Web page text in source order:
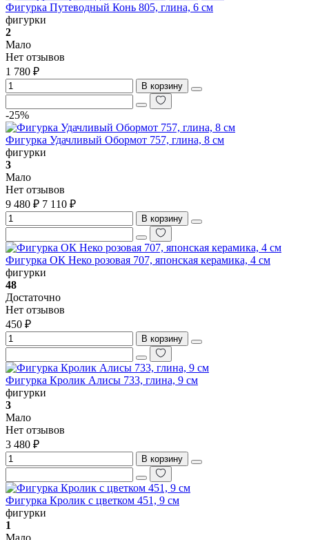
Фигурка Путеводный Конь 805, глина, 6 см
фигурки
2
Мало
Нет отзывов
1 780 ₽
В корзину
-25%
Фигурка Удачливый Обормот 757, глина, 8 см
фигурки
3
Мало
Нет отзывов
9 480 ₽ 7 110 ₽
В корзину
Фигурка ОК Неко розовая 707, японская керамика, 4 см
фигурки
48
Достаточно
Нет отзывов
450 ₽
В корзину
Фигурка Кролик Алисы 733, глина, 9 см
фигурки
3
Мало
Нет отзывов
3 480 ₽
В корзину
Фигурка Кролик с цветком 451, 9 см
фигурки
1
Мало